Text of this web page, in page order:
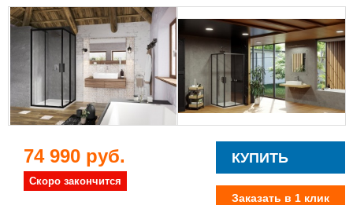
74 990 руб.
Скоро закончится
КУПИТЬ
Заказать в 1 клик